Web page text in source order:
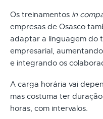
Os treinamentos in
empresas de Osasco
adaptar a linguagem do
empresarial,
e integrando os
A carga horária vai
mas costuma ter
horas, com intervalos.